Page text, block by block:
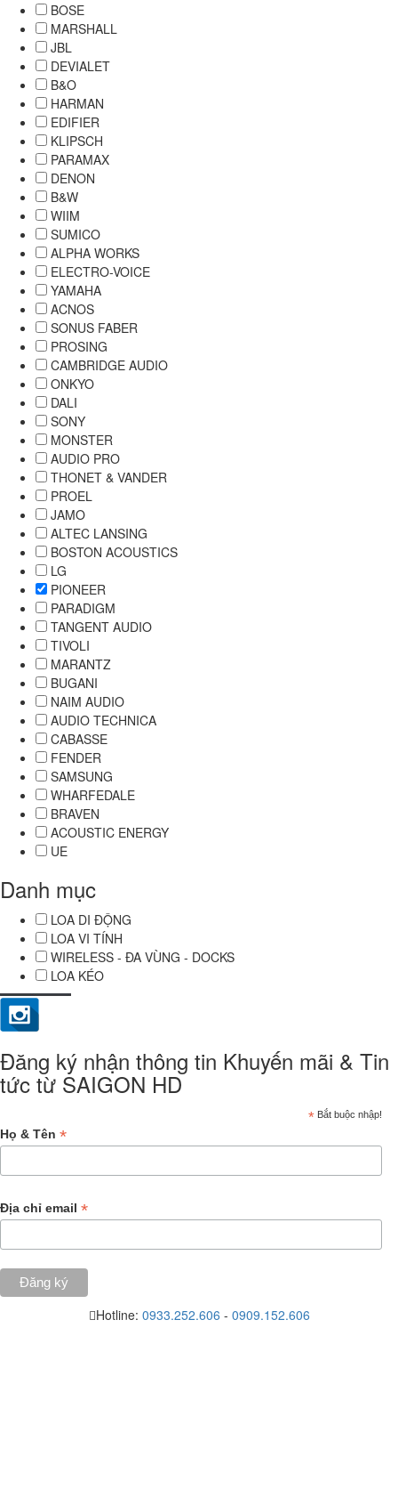
BOSE
MARSHALL
JBL
DEVIALET
B&O
HARMAN
EDIFIER
KLIPSCH
PARAMAX
DENON
B&W
WIIM
SUMICO
ALPHA WORKS
ELECTRO-VOICE
YAMAHA
ACNOS
SONUS FABER
PROSING
CAMBRIDGE AUDIO
ONKYO
DALI
SONY
MONSTER
AUDIO PRO
THONET & VANDER
PROEL
JAMO
ALTEC LANSING
BOSTON ACOUSTICS
LG
PIONEER
PARADIGM
TANGENT AUDIO
TIVOLI
MARANTZ
BUGANI
NAIM AUDIO
AUDIO TECHNICA
CABASSE
FENDER
SAMSUNG
WHARFEDALE
BRAVEN
ACOUSTIC ENERGY
UE
Danh mục
LOA DI ĐỘNG
LOA VI TÍNH
WIRELESS - ĐA VÙNG - DOCKS
LOA KÉO
Đăng ký nhận thông tin Khuyến mãi & Tin
tức từ SAIGON HD
* Bắt buộc nhập!
Họ & Tên *
Địa chỉ email *
Hotline: 0933.252.606 - 0909.152.606